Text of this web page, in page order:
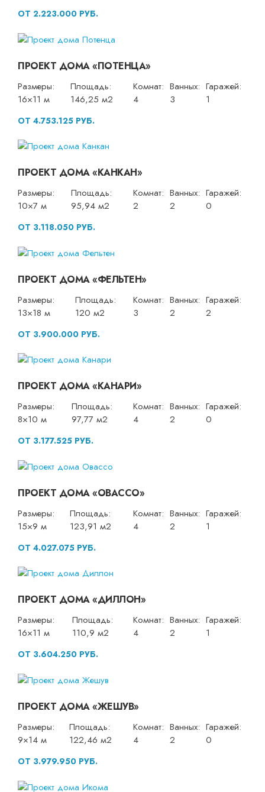
ОТ 2.223.000 РУБ.
ПРОЕКТ ДОМА «ПОТЕНЦА»
Размеры:
16×11 м
Площадь:
146,25 м2
Комнат:
4
Ванных:
3
Гаражей:
1
ОТ 4.753.125 РУБ.
ПРОЕКТ ДОМА «КАНКАН»
Размеры:
10×7 м
Площадь:
95,94 м2
Комнат:
2
Ванных:
2
Гаражей:
0
ОТ 3.118.050 РУБ.
ПРОЕКТ ДОМА «ФЕЛЬТЕН»
Размеры:
13×18 м
Площадь:
120 м2
Комнат:
3
Ванных:
2
Гаражей:
2
ОТ 3.900.000 РУБ.
ПРОЕКТ ДОМА «КАНАРИ»
Размеры:
8×10 м
Площадь:
97,77 м2
Комнат:
4
Ванных:
2
Гаражей:
0
ОТ 3.177.525 РУБ.
ПРОЕКТ ДОМА «ОВАССО»
Размеры:
15×9 м
Площадь:
123,91 м2
Комнат:
4
Ванных:
2
Гаражей:
1
ОТ 4.027.075 РУБ.
ПРОЕКТ ДОМА «ДИЛЛОН»
Размеры:
16×11 м
Площадь:
110,9 м2
Комнат:
4
Ванных:
2
Гаражей:
1
ОТ 3.604.250 РУБ.
ПРОЕКТ ДОМА «ЖЕШУВ»
Размеры:
9×14 м
Площадь:
122,46 м2
Комнат:
4
Ванных:
2
Гаражей:
0
ОТ 3.979.950 РУБ.